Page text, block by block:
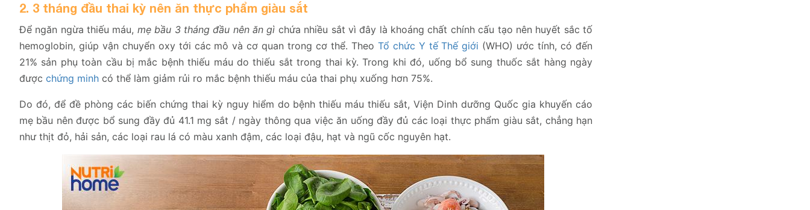
2. 3 tháng đầu thai kỳ nên ăn thực phẩm giàu sắt
Để ngăn ngừa thiếu máu, mẹ bầu 3 tháng đầu nên ăn gì chứa nhiều sắt vì đây là khoáng chất chính cấu tạo nên huyết sắc tố
hemoglobin, giúp vận chuyển oxy tới các mô và cơ quan trong cơ thể. Theo Tổ chức Y tế Thế giới (WHO) ước tính, có đến
21% sản phụ toàn cầu bị mắc bệnh thiếu máu do thiếu sắt trong thai kỳ. Trong khi đó, uống bổ sung thuốc sắt hàng ngày
được chứng minh có thể làm giảm rủi ro mắc bệnh thiếu máu của thai phụ xuống hơn 75%.
Do đó, để đề phòng các biến chứng thai kỳ nguy hiểm do bệnh thiếu máu thiếu sắt, Viện Dinh dưỡng Quốc gia khuyến cáo
mẹ bầu nên được bổ sung đầy đủ 41.1 mg sắt / ngày thông qua việc ăn uống đầy đủ các loại thực phẩm giàu sắt, chẳng hạn
như thịt đỏ, hải sản, các loại rau lá có màu xanh đậm, các loại đậu, hạt và ngũ cốc nguyên hạt.